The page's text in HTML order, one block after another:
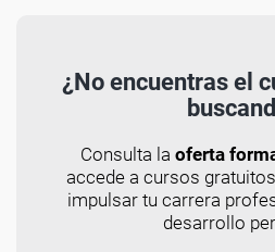
¿No encuentras el
Consulta la oferta
accede a cursos
impulsar tu carrera
desarrollo